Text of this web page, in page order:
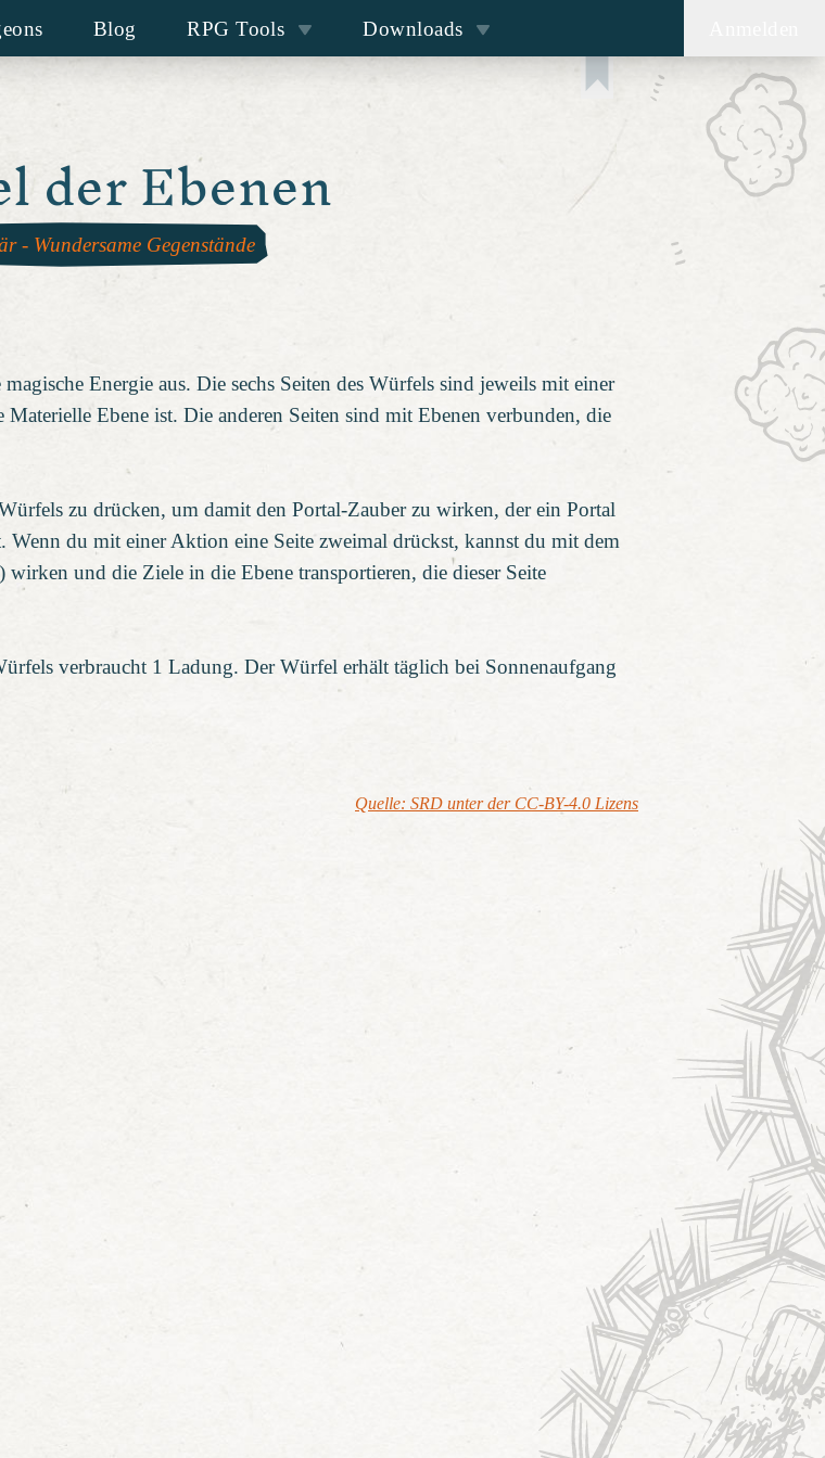
Blog RPG Tools Downloads
der Ebenen
- Wundersame Gegenstände
Energie aus. Die sechs Seiten des Würfels sind jeweils mit einer
Ebene ist. Die anderen Seiten sind mit Ebenen verbunden, die
zu drücken, um damit den Portal-Zauber zu wirken, der ein Portal
Wenn du mit einer Aktion eine Seite zweimal drückst, kannst du mit dem
und die Ziele in die Ebene transportieren, die dieser Seite
verbraucht 1 Ladung. Der Würfel erhält täglich bei Sonnenaufgang
Quelle: SRD unter der CC-BY-4.0 Lizens